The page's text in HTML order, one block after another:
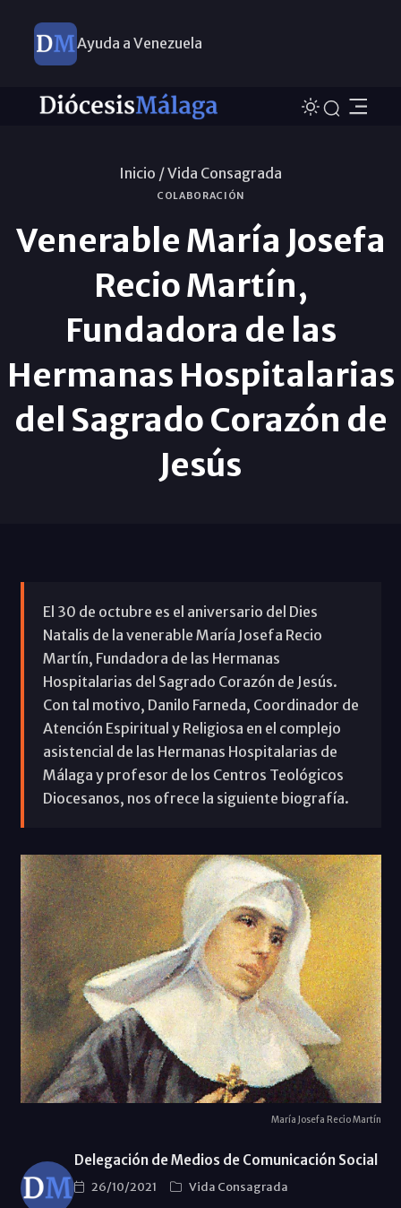
Ayuda a Venezuela
Inicio /Vida Consagrada
COLABORACIÓN
Venerable María Josefa
Recio Martín,
Fundadora de las
Hermanas Hospitalarias
del Sagrado Corazón de
Jesús
El 30 de octubre es el aniversario del Dies
Natalis de la venerable María Josefa Recio
Martín, Fundadora de las Hermanas
Hospitalarias del Sagrado Corazón de Jesús.
Con tal motivo, Danilo Farneda, Coordinador de
Atención Espiritual y Religiosa en el complejo
asistencial de las Hermanas Hospitalarias de
Málaga y profesor de los Centros Teológicos
Diocesanos, nos ofrece la siguiente biografía.
María Josefa Recio Martín
Delegación de Medios de Comunicación Social
26/10/2021
Vida Consagrada